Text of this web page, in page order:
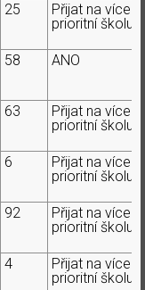
25
Přijat na více
prioritní školu
58 ANO
63
Přijat na více
prioritní školu
6
Přijat na více
prioritní školu
92
Přijat na více
prioritní školu
4
Přijat na více
prioritní školu